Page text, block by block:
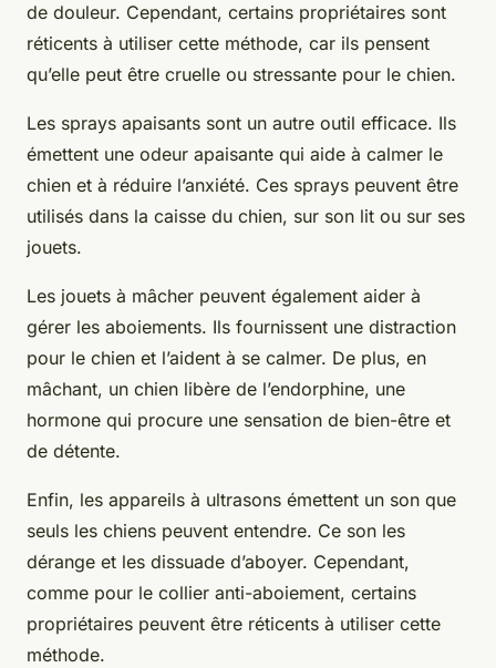
de douleur. Cependant, certains propriétaires sont
réticents à utiliser cette méthode, car ils pensent
qu’elle peut être cruelle ou stressante pour le chien.
Les sprays apaisants sont un autre outil efficace. Ils
émettent une odeur apaisante qui aide à calmer le
chien et à réduire l’anxiété. Ces sprays peuvent être
utilisés dans la caisse du chien, sur son lit ou sur ses
jouets.
Les jouets à mâcher peuvent également aider à
gérer les aboiements. Ils fournissent une distraction
pour le chien et l’aident à se calmer. De plus, en
mâchant, un chien libère de l’endorphine, une
hormone qui procure une sensation de bien-être et
de détente.
Enfin, les appareils à ultrasons émettent un son que
seuls les chiens peuvent entendre. Ce son les
dérange et les dissuade d’aboyer. Cependant,
comme pour le collier anti-aboiement, certains
propriétaires peuvent être réticents à utiliser cette
méthode.